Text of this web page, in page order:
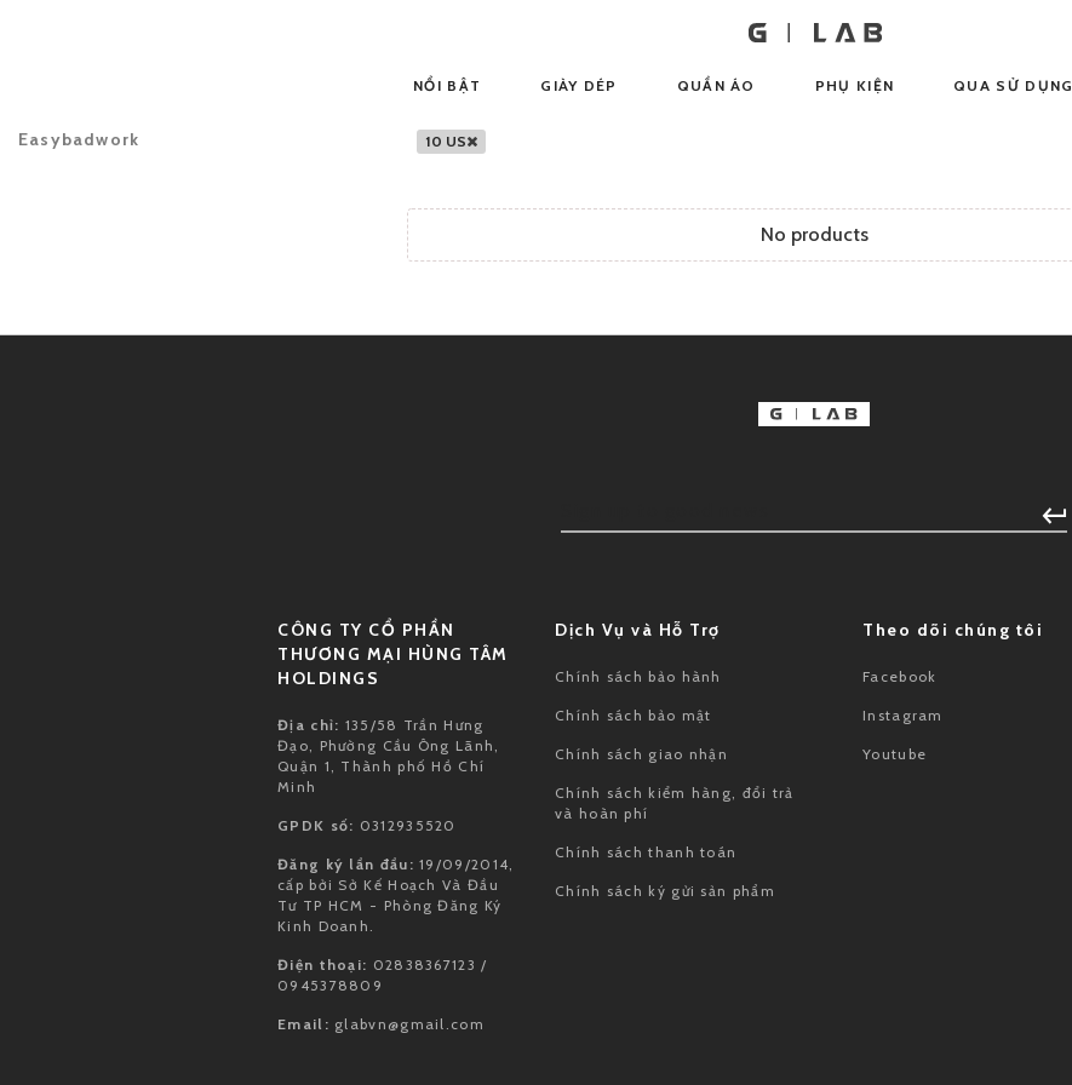
NỔI BẬT GIÀY DÉP QUẦN ÁO PHỤ KIỆN QUA SỬ DỤNG
Easybadwork 10 US
No products
CÔNG TY CỔ PHẦN
THƯƠNG MẠI HÙNG TÂM
HOLDINGS
Địa chỉ: 135/58 Trần Hưng
Đạo, Phường Cầu Ông Lãnh,
Quận 1, Thành phố Hồ Chí
Minh
GPDK số: 0312935520
Đăng ký lần đầu: 19/09/2014,
cấp bởi Sở Kế Hoạch Và Đầu
Tư TP HCM - Phòng Đăng Ký
Kinh Doanh.
Điện thoại: 02838367123 /
0945378809
Email: glabvn@gmail.com
Dịch Vụ và Hỗ Trợ
Chính sách bảo hành
Chính sách bảo mật
Chính sách giao nhận
Chính sách kiểm hàng, đổi trả
và hoàn phí
Chính sách thanh toán
Chính sách ký gửi sản phẩm
Theo dõi chúng tôi
Facebook
Instagram
Youtube